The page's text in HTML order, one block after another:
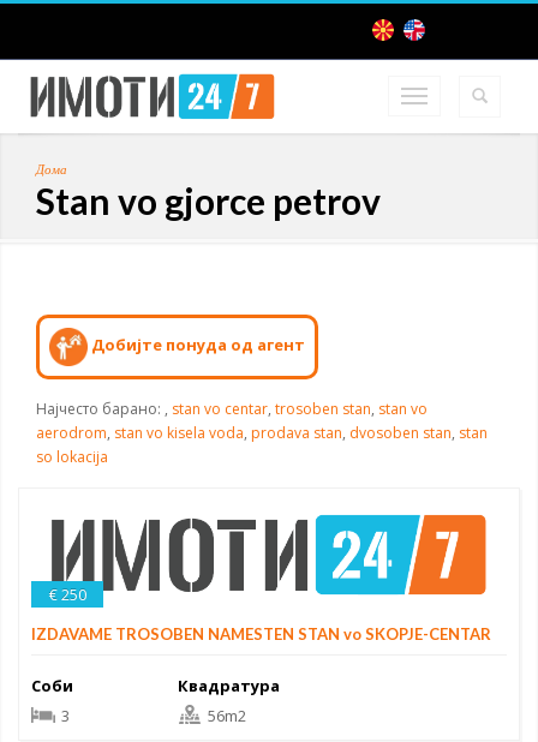
Дома
Stan vo gjorce petrov
Добијте понуда од агент
Најчесто барано: , stan vo centar, trosoben stan, stan vo
aerodrom, stan vo kisela voda, prodava stan, dvosoben stan, stan
so lokacija
€ 250
IZDAVAME TROSOBEN NAMESTEN STAN vo SKOPJE-CENTAR
Соби
3
Квадратура
56m2